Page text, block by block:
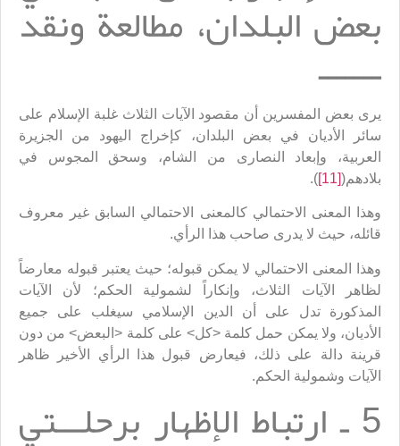
بعض البلدان، مطالعة ونقد
ـــــــ
يرى بعض المفسرين أن مقصود الآيات الثلاث غلبة الإسلام على
سائر الأديان في بعض البلدان، كإخراج اليهود من الجزيرة
العربية، وإبعاد النصارى من الشام، وسحق المجوس في
بلادهم([11]
).
وهذا المعنى الاحتمالي كالمعنى الاحتمالي السابق غير معروف
قائله، حيث لا يدرى صاحب هذا الرأي.
وهذا المعنى الاحتمالي لا يمكن قبوله؛ حيث يعتبر قبوله معارضاً
لظاهر الآيات الثلاث، وإنكاراً لشمولية الحكم؛ لأن الآيات
المذكورة تدل على أن الدين الإسلامي سيغلب على جميع
الأديان، ولا يمكن حمل كلمة <كل> على كلمة <البعض> من دون
قرينة دالة على ذلك، فيعارض قبول هذا الرأي الأخير ظاهر
الآيات وشمولية الحكم.
5 ـ ارتباط الإظهار برحلـــتي